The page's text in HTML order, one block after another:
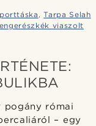
,Tarpa Selah
viaszolt
pogány római
– egy